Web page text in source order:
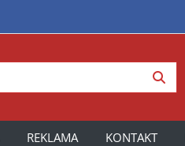
REKLAMA KONTAKT